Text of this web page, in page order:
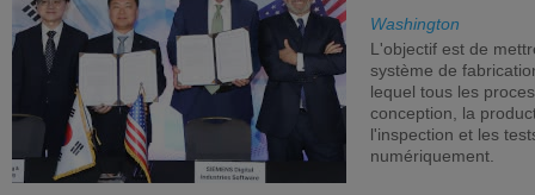
Washington
L'objectif est de
système de
lequel tous les
conception, la
l'inspection et les
numériquement.